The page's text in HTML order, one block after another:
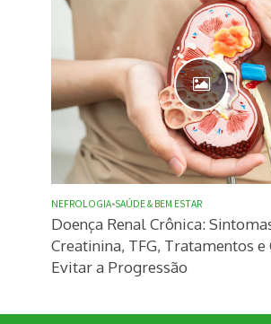
NEFROLOGIA•SAÚDE & BEM ESTAR
Doença Renal Crônica:
Creatinina, TFG, Tratamentos e
Evitar a Progressão